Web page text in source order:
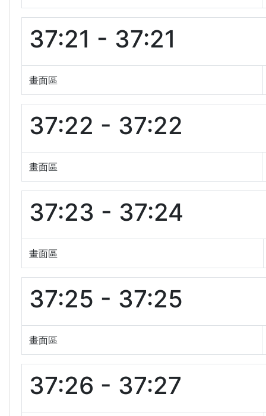
37:21 - 37:21
畫面區
37:22 - 37:22
畫面區
37:23 - 37:24
畫面區
37:25 - 37:25
畫面區
37:26 - 37:27